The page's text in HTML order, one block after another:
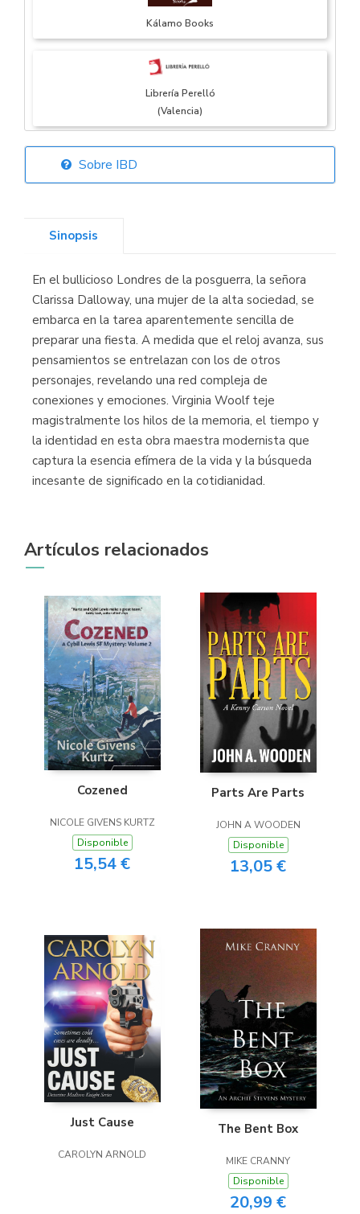
Kálamo Books
Librería Perelló
(Valencia)
Librería Elías
Librería Kolima
(Madrid)
Librería Proteo
(Málaga)
Sobre IBD
Sinopsis
En el bullicioso Londres de la posguerra, la señora
Clarissa Dalloway, una mujer de la alta sociedad, se
embarca en la tarea aparentemente sencilla de
preparar una fiesta. A medida que el reloj avanza, sus
pensamientos se entrelazan con los de otros
personajes, revelando una red compleja de
conexiones y emociones. Virginia Woolf teje
magistralmente los hilos de la memoria, el tiempo y
la identidad en esta obra maestra modernista que
captura la esencia efímera de la vida y la búsqueda
incesante de significado en la cotidianidad.
Artículos relacionados
Cozened
NICOLE GIVENS KURTZ
Disponible
15,54 €
Parts Are Parts
JOHN A WOODEN
Disponible
13,05 €
Just Cause
CAROLYN ARNOLD
The Bent Box
MIKE CRANNY
Disponible
20,99 €